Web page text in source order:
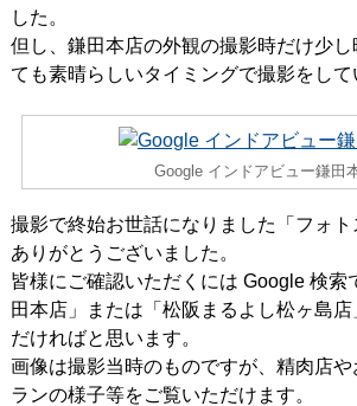
した。
但し、鎌田本店の外観の撮影時だけ少し
ても素晴らしいタイミングで撮影をして
Google インドアビュー鎌田
撮影で終始お世話になりました「フォ
ありがとうございました。
皆様にご確認いただくには Google 検索
田本店」または「松阪まるよし松ヶ島
だければと思います。
画像は撮影当時のものですが、精肉店や
ランの様子等をご覧いただけます。